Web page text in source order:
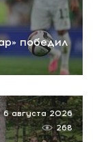
победил
6 августа 2026
268